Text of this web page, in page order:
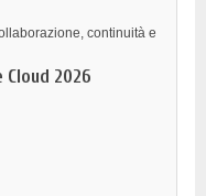
continuità e
Cloud 2026